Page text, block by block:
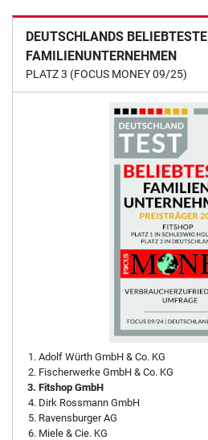
DEUTSCHLANDS BELIEBTESTE
FAMILIENUNTERNEHMEN
PLATZ 3 (FOCUS MONEY 09/25)
Adolf Würth GmbH & Co. KG
Fischerwerke GmbH & Co. KG
Fitshop GmbH
Dirk Rossmann GmbH
Ravensburger AG
Miele & Cie. KG